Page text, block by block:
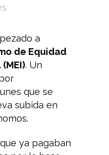
a
de Equidad
. Un
que se
subida en
ya pagaban